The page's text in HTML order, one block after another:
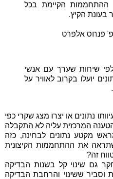
הקיימת בכל
בעונת הקיץ.
פנחס אלפרט
שיחות שערך עם אנשי
יועלו בקרוב לאוויר על
נתונים או יצרו מצג שקרי כפי
המרכזית עליה לא התקבלה
מקטע נתונים לבחינה, כזה
את ההתחממות הקיצונית
זה?
גם שינוי קל בשנות הבדיקה
וסביר ששינוי והרחבת הבדיקה